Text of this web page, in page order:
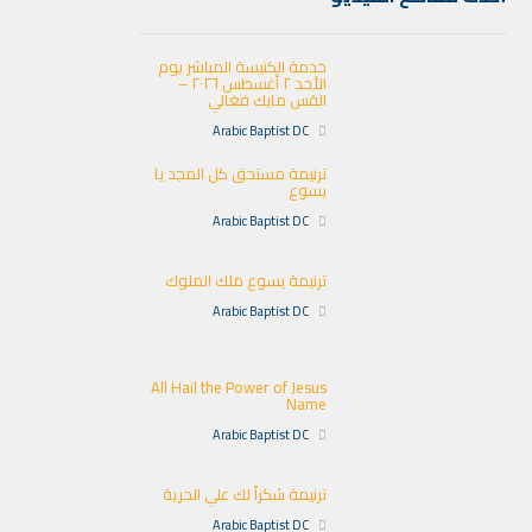
خدمة الكنيسة المباشر يوم
الأحد ٢ أغسطس ٢٠٢٦ –
القس مايك فغالي
Arabic Baptist DC
ترنيمة مستحق كل المجد يا
يسوع
Arabic Baptist DC
ترنيمة يسوع ملك الملوك
Arabic Baptist DC
All Hail the Power of Jesus
Name
Arabic Baptist DC
ترنيمة شكراً لك علي الحرية
Arabic Baptist DC